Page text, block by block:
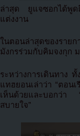
ล่าสุด ยูแจซอกได้พูด
แต่งงาน
ในตอนล่าสุดของราย
มังกรร่วมกับคิมจงกุก
ระหว่างการเดินทาง
แทฮยอนเล่าว่า “ตอน
เห็นด้วยและบอกว่า
สบายใจ”